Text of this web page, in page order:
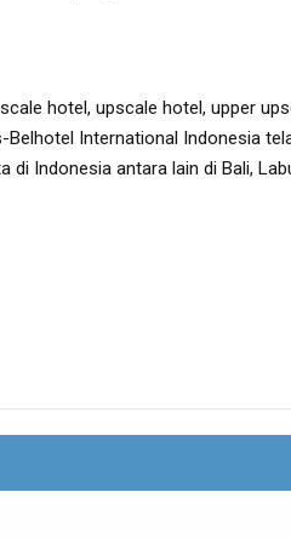
hotel, upscale hotel, upper
Belhotel International Indonesia
di Indonesia antara lain di Bali,